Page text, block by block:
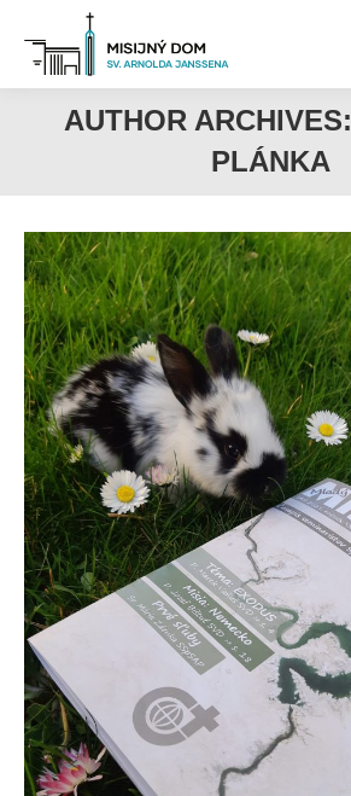
AUTHOR ARCHIVES:
PLÁNKA